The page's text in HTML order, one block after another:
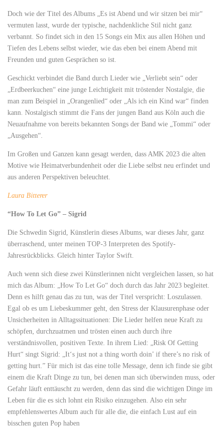
Doch wie der Titel des Albums „Es ist Abend und wir sitzen bei mir“
vermuten lasst, wurde der typische, nachdenkliche Stil nicht ganz
verbannt. So findet sich in den 15 Songs ein Mix aus allen Höhen und
Tiefen des Lebens selbst wieder, wie das eben bei einem Abend mit
Freunden und guten Gesprächen so ist.
Geschickt verbindet die Band durch Lieder wie „Verliebt sein“ oder
„Erdbeerkuchen“ eine junge Leichtigkeit mit tröstender Nostalgie, die
man zum Beispiel in „Orangenlied“ oder „Als ich ein Kind war“ finden
kann. Nostalgisch stimmt die Fans der jungen Band aus Köln auch die
Neuaufnahme von bereits bekannten Songs der Band wie „Tommi“ oder
„Ausgehen“.
Im Großen und Ganzen kann gesagt werden, dass AMK 2023 die alten
Motive wie Heimatverbundenheit oder die Liebe selbst neu erfindet und
aus anderen Perspektiven beleuchtet.
Laura Bitterer
“How To Let Go” – Sigrid
Die Schwedin Sigrid, Künstlerin dieses Albums, war dieses Jahr, ganz
überraschend, unter meinen TOP-3 Interpreten des Spotify-
Jahresrückblicks. Gleich hinter Taylor Swift.
Auch wenn sich diese zwei Künstlerinnen nicht vergleichen lassen, so hat
mich das Album: „How To Let Go“ doch durch das Jahr 2023 begleitet.
Denn es hilft genau das zu tun, was der Titel verspricht: Loszulassen.
Egal ob es um Liebeskummer geht, den Stress der Klausurenphase oder
Unsicherheiten in Alltagssituationen: Die Lieder helfen neue Kraft zu
schöpfen, durchzuatmen und trösten einen auch durch ihre
verständnisvollen, positiven Texte. In ihrem Lied: „Risk Of Getting
Hurt“ singt Sigrid: „It‘s just not a thing worth doin’ if there’s no risk of
getting hurt.” Für mich ist das eine tolle Message, denn ich finde sie gibt
einem die Kraft Dinge zu tun, bei denen man sich überwinden muss, oder
Gefahr läuft enttäuscht zu werden, denn das sind die wichtigen Dinge im
Leben für die es sich lohnt ein Risiko einzugehen. Also ein sehr
empfehlenswertes Album auch für alle die, die einfach Lust auf ein
bisschen guten Pop haben